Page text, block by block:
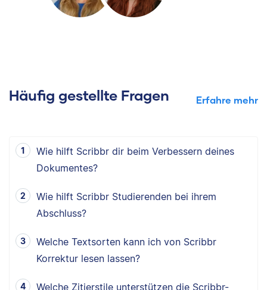
Häufig gestellte Fragen Erfahre mehr
Wie hilft Scribbr dir beim Verbessern deines
Dokumentes?
Wie hilft Scribbr Studierenden bei ihrem
Abschluss?
Welche Textsorten kann ich von Scribbr
Korrektur lesen lassen?
Welche Zitierstile unterstützen die Scribbr-